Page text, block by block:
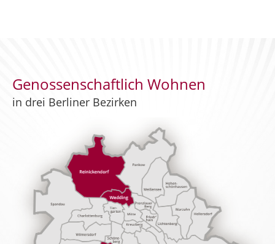
Genossenschaftlich Wohnen
in drei Berliner Bezirken